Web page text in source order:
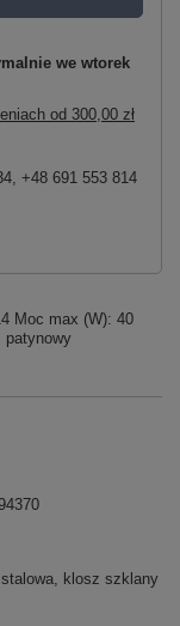
we wtorek
od 300,00 zł
+48 691 553 814
Moc max (W): 40
patynowy
klosz szklany